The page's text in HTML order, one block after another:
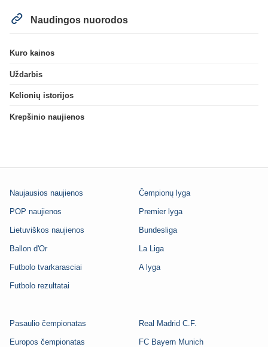
Naudingos nuorodos
Kuro kainos
Uždarbis
Kelionių istorijos
Krepšinio naujienos
Naujausios naujienos
POP naujienos
Lietuviškos naujienos
Ballon d'Or
Futbolo tvarkarasciai
Futbolo rezultatai
Čempionų lyga
Premier lyga
Bundesliga
La Liga
A lyga
Pasaulio čempionatas
Europos čempionatas
Real Madrid C.F.
FC Bayern Munich